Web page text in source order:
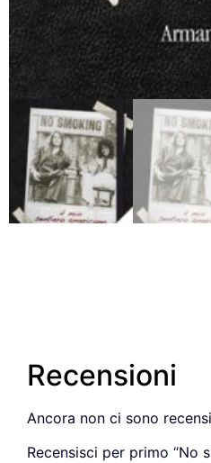
Recensioni
Ancora non ci sono
Recensisci per primo “No